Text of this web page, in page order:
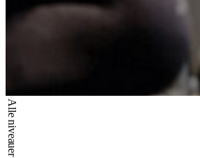
Alle niveauer